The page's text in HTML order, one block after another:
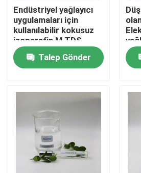
Fabrika turu
Kalite kontrol
Bize Ulaşın
Vakalar
Endüstriyel yağlayıcı
uygulamaları için
kullanılabilir kokusuz
izoparafin M TDS
Talep Gönder